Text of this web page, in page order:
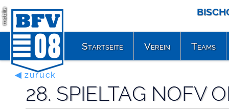
mobile
◀ zurück
28. SPIELTAG NOFV
Startseite Verein Teams